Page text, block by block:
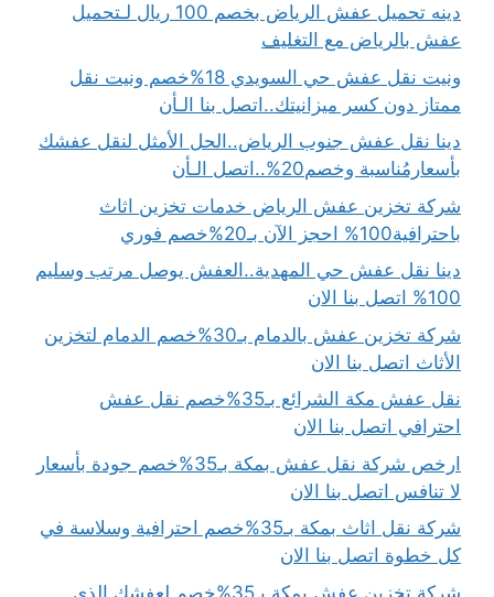
دينه تحميل عفش الرياض بخصم 100 ريال لـتحميل
عفش بالرياض مع التغليف
ونيت نقل عفش حي السويدي 18%خصم ونيت نقل
ممتاز دون كسر ميزانيتك..اتصل بنا الـأن
دينا نقل عفش جنوب الرياض..الحل الأمثل لنقل عفشك
بأسعارمُناسبة وخصم20%..اتصل الـأن
شركة تخزين عفش الرياض خدمات تخزين اثاث
باحترافية100% احجز الآن بـ20%خصم فوري
دينا نقل عفش حي المهدية..العفش يوصل مرتب وسليم
100% اتصل بنا الان
شركة تخزين عفش بالدمام بـ30%خصم الدمام لتخزين
الأثاث اتصل بنا الان
نقل عفش مكة الشرائع بـ35%خصم نقل عفش
احترافي اتصل بنا الان
ارخص شركة نقل عفش بمكة بـ35%خصم جودة بأسعار
لا تنافس اتصل بنا الان
شركة نقل اثاث بمكة بـ35%خصم احترافية وسلاسة في
كل خطوة اتصل بنا الان
شركة تخزين عفش بمكة بـ35%خصم لعفشك الذي